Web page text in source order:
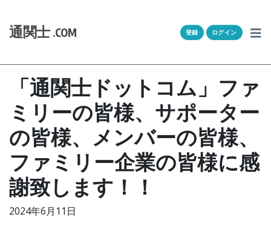
通関士 .COM 登録 ログイン
「通関士ドットコム」ファ
ミリーの皆様、サポーター
の皆様、メンバーの皆様、
ファミリー企業の皆様に感
謝致します！！
2024年6月11日
求人一覧
通関Ｑ＆Ａ
通関士NEWS
HSコード